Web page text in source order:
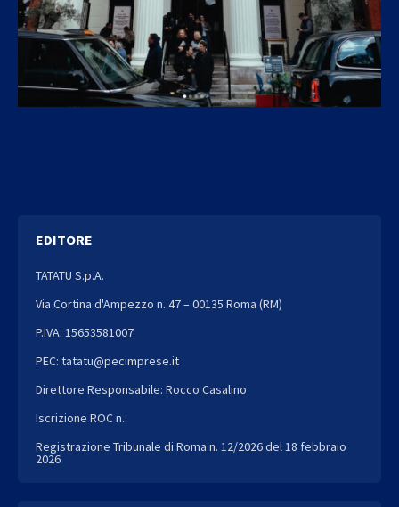
EDITORE
TATATU S.p.A.
Via Cortina d'Ampezzo n. 47 – 00135 Roma (RM)
P.IVA: 15653581007
PEC: tatatu@pecimprese.it
Direttore Responsabile: Rocco Casalino
Iscrizione ROC n.:
Registrazione Tribunale di Roma n. 12/2026 del 18 febbraio
2026